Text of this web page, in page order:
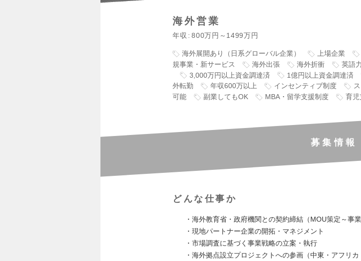
海外営業
年収 800万円～1499万円
海外展開あり（日系グローバル企業） 上場企業
規事業・新サービス
海外出張 海外折衝 英語
3,000万円以上資金調達済
1億円以上資金調達済
外転勤
年収600万以上 インセンティブ制度
可能
副業してもOK MBA・留学支援制度 育児
募集情報
どんな仕事か
・海外教育省・政府機関との契約締結（MOU策定～事
・現地パートナー企業の開拓・マネジメント
・市場調査に基づく事業戦略の立案・執行
・海外拠点設立プロジェクトへの参画（中東・アフリカ